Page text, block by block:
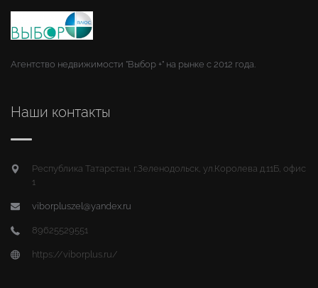
Агентство недвижимости "Выбор +" на рынке с 2012 года.
Наши контакты
Республика Татарстан, г.Зеленодольск, ул.Королева д.11Б, офис
1
viborpluszel@yandex.ru
89625529551
https://viborplus.ru/